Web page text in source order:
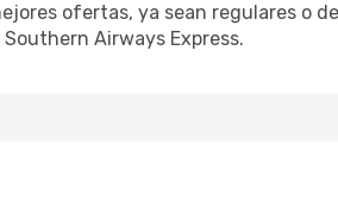
ofertas, ya sean regulares o
Airways Express.